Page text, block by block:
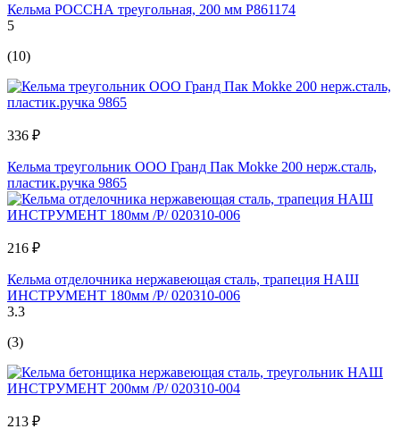
Кельма РОССНА треугольная, 200 мм Р861174
5
(10)
336 ₽
Кельма треугольник ООО Гранд Пак Mokke 200 нерж.сталь,
пластик.ручка 9865
216 ₽
Кельма отделочника нержавеющая сталь, трапеция НАШ
ИНСТРУМЕНТ 180мм /Р/ 020310-006
3.3
(3)
213 ₽